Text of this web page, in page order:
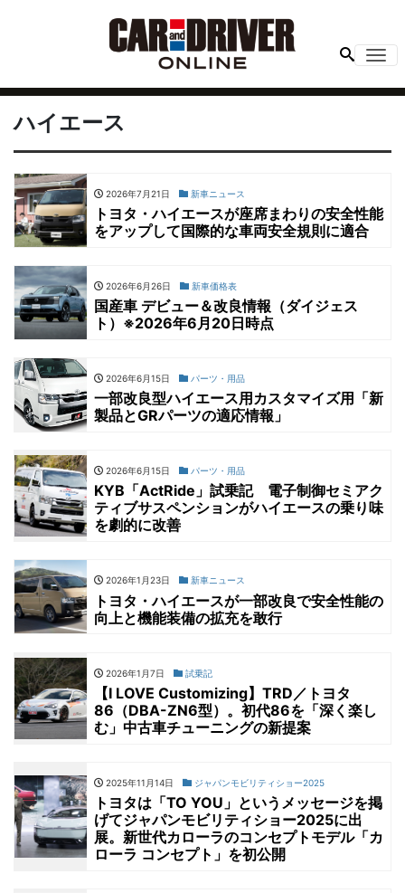
ハイエース
2026年7月21日 新車ニュース
トヨタ・ハイエースが座席まわりの安全性能
をアップして国際的な車両安全規則に適合
2026年6月26日 新車価格表
国産車 デビュー＆改良情報（ダイジェス
ト）※2026年6月20日時点
2026年6月15日 パーツ・用品
一部改良型ハイエース用カスタマイズ用「新
製品とGRパーツの適応情報」
2026年6月15日 パーツ・用品
KYB「ActRide」試乗記 電子制御セミアク
ティブサスペンションがハイエースの乗り味
を劇的に改善
2026年1月23日 新車ニュース
トヨタ・ハイエースが一部改良で安全性能の
向上と機能装備の拡充を敢行
2026年1月7日 試乗記
【I LOVE Customizing】TRD／トヨタ
86（DBA-ZN6型）。初代86を「深く楽し
む」中古車チューニングの新提案
2025年11月14日 ジャパンモビリティショー2025
トヨタは「TO YOU」というメッセージを掲
げてジャパンモビリティショー2025に出
展。新世代カローラのコンセプトモデル「カ
ローラ コンセプト」を初公開